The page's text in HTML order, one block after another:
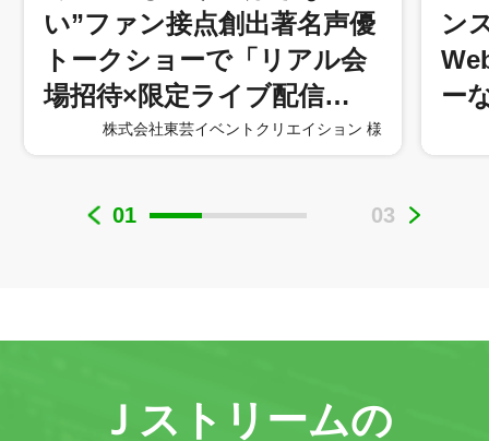
い”ファン接点創出著名声優
トークショーで「リアル会
場招待×限定ライブ配信…
株式会社東芸イベントクリエイション 様
ン
ー
01 03
Ｊストリームの